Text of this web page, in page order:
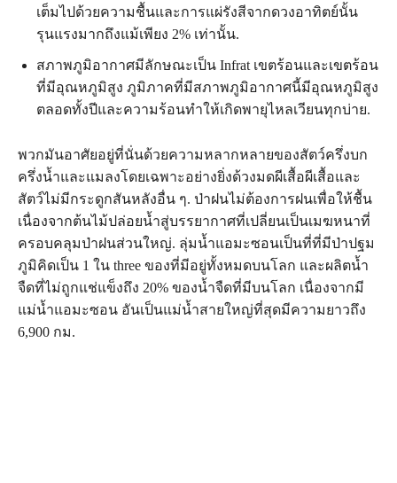
เต็มไปด้วยความชื้นและการแผ่รังสีจากดวงอาทิตย์นั้น
รุนแรงมากถึงแม้เพียง 2% เท่านั้น.
สภาพภูมิอากาศมีลักษณะเป็น Infrat เขตร้อนและเขตร้อน
ที่มีอุณหภูมิสูง ภูมิภาคที่มีสภาพภูมิอากาศนี้มีอุณหภูมิสูง
ตลอดทั้งปีและความร้อนทำให้เกิดพายุไหลเวียนทุกบ่าย.
พวกมันอาศัยอยู่ที่นั่นด้วยความหลากหลายของสัตว์ครึ่งบก
ครึ่งน้ำและแมลงโดยเฉพาะอย่างยิ่งด้วงมดผีเสื้อผีเสื้อและ
สัตว์ไม่มีกระดูกสันหลังอื่น ๆ. ป่าฝนไม่ต้องการฝนเพื่อให้ชื้น
เนื่องจากต้นไม้ปล่อยน้ำสู่บรรยากาศที่เปลี่ยนเป็นเมฆหนาที่
ครอบคลุมป่าฝนส่วนใหญ่. ลุ่มน้ำแอมะซอนเป็นที่ที่มีป่าปฐม
ภูมิคิดเป็น 1 ใน three ของที่มีอยู่ทั้งหมดบนโลก และผลิตน้ำ
จืดที่ไม่ถูกแช่แข็งถึง 20% ของน้ำจืดที่มีบนโลก เนื่องจากมี
แม่น้ำแอมะซอน อันเป็นแม่น้ำสายใหญ่ที่สุดมีความยาวถึง
6,900 กม.